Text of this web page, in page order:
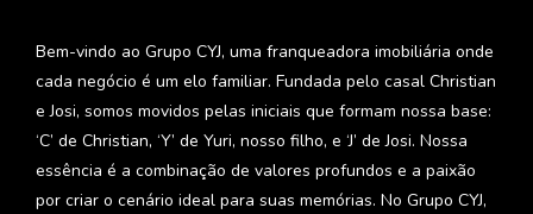
Bem-vindo ao Grupo CYJ, uma franqueadora imobiliária onde
cada negócio é um elo familiar. Fundada pelo casal Christian
e Josi, somos movidos pelas iniciais que formam nossa base:
‘C’ de Christian, ‘Y’ de Yuri, nosso filho, e ‘J’ de Josi. Nossa
essência é a combinação de valores profundos e a paixão
por criar o cenário ideal para suas memórias. No Grupo CYJ,